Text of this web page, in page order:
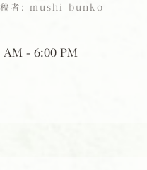
者: mushi-bunko
AM - 6:00 PM